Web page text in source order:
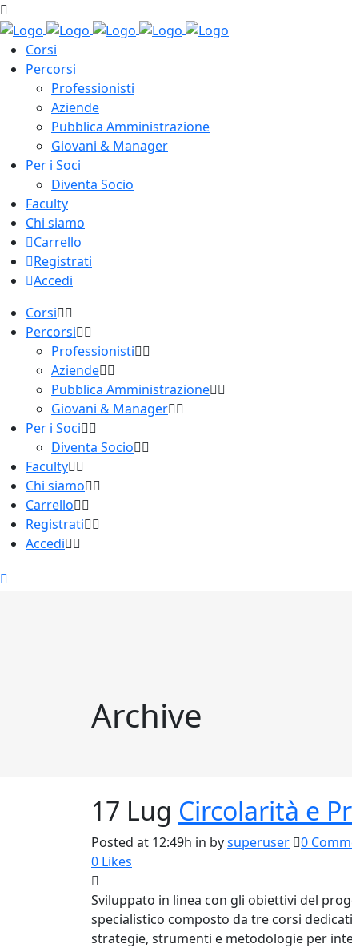
Corsi
Percorsi
Professionisti
Aziende
Pubblica Amministrazione
Giovani & Manager
Per i Soci
Diventa Socio
Faculty
Chi siamo
Carrello
Registrati
Accedi
Corsi
Percorsi
Professionisti
Aziende
Pubblica Amministrazione
Giovani & Manager
Per i Soci
Diventa Socio
Faculty
Chi siamo
Carrello
Registrati
Accedi
Archive
17 Lug Circolarità e
Posted at 12:49h in bysuperuser
0
0 Likes
Sviluppato in linea con gli obiettivi del
specialistico composto da tre corsi
strategie, strumenti e metodologie per